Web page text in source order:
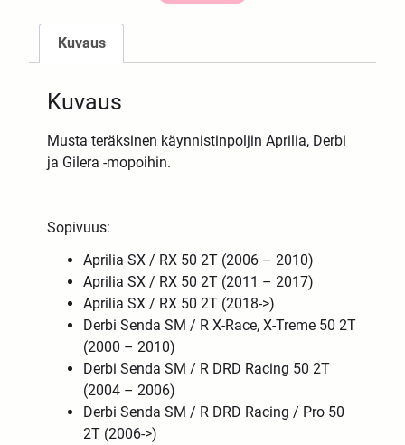
Kuvaus
Kuvaus
Musta teräksinen käynnistinpoljin Aprilia, Derbi
ja Gilera -mopoihin.
Sopivuus:
Aprilia SX / RX 50 2T (2006 – 2010)
Aprilia SX / RX 50 2T (2011 – 2017)
Aprilia SX / RX 50 2T (2018->)
Derbi Senda SM / R X-Race, X-Treme 50 2T
(2000 – 2010)
Derbi Senda SM / R DRD Racing 50 2T
(2004 – 2006)
Derbi Senda SM / R DRD Racing / Pro 50
2T (2006->)